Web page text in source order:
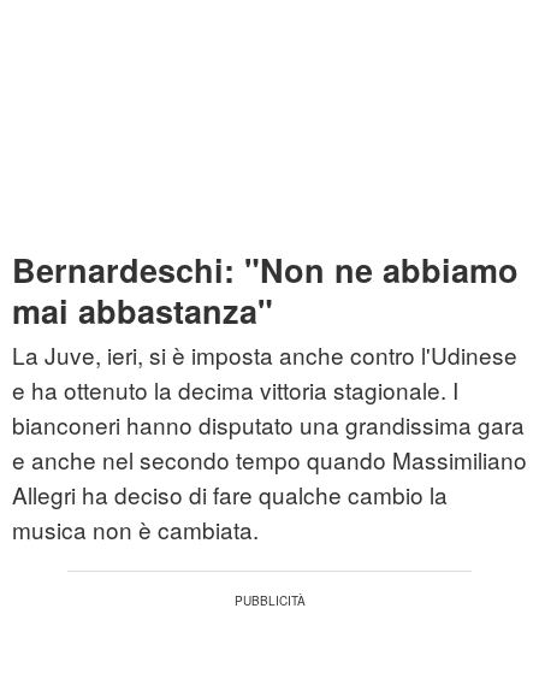
Bernardeschi: "Non ne abbiamo
mai abbastanza"
La Juve, ieri, si è imposta anche contro l'Udinese
e ha ottenuto la decima vittoria stagionale. I
bianconeri hanno disputato una grandissima gara
e anche nel secondo tempo quando Massimiliano
Allegri ha deciso di fare qualche cambio la
musica non è cambiata.